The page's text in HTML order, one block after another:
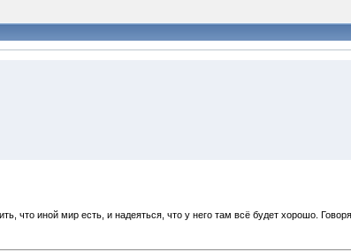
что иной мир есть, и надеяться, что у него там всё будет хорошо.